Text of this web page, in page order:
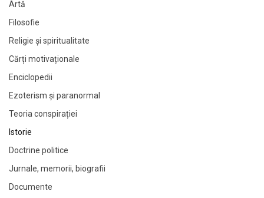
Artă
Filosofie
Religie și spiritualitate
Cărți motivaționale
Enciclopedii
Ezoterism și paranormal
Teoria conspirației
Istorie
Doctrine politice
Jurnale, memorii, biografii
Documente